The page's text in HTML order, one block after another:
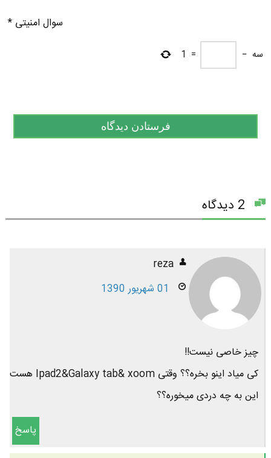
سوال امنیتی *
سه −
=
1
reza
01 شهریور 1390
چیز خاصی نیست!!
کی میاد اینو بخره؟؟ وقتی Ipad2&Galaxy tab& xoom هست
این به چه دردی میخوره؟؟
پاسخ